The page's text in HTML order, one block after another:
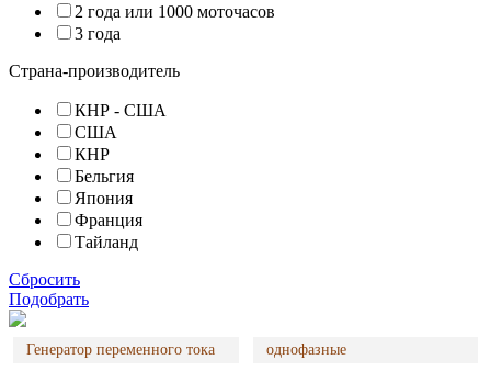
2 года или 1000 моточасов
3 года
Страна-производитель
КНР - США
США
КНР
Бельгия
Япония
Франция
Тайланд
Сбросить
Подобрать
Генератор переменного тока однофазные